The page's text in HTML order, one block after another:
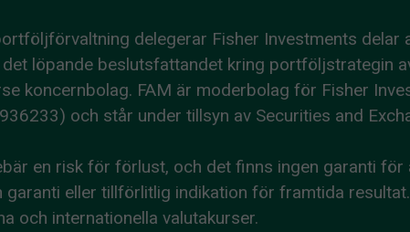
delegerar Fisher Investments
löpande beslutsfattandet kring portföljstrategin
koncernbolag. FAM är moderbolag för Fisher
och står under tillsyn av Securities and
en risk för förlust, och det finns ingen garanti
eller tillförlitlig indikation för framtida
och internationella valutakurser.